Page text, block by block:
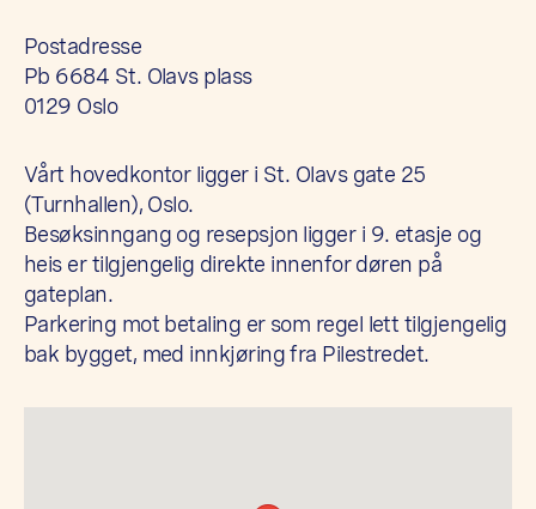
Postadresse
Pb 6684 St. Olavs plass
0129 Oslo
Vårt hovedkontor ligger i St. Olavs gate 25
(Turnhallen), Oslo.
Besøksinngang og resepsjon ligger i 9. etasje og
heis er tilgjengelig direkte innenfor døren på
gateplan.
Parkering mot betaling er som regel lett tilgjengelig
bak bygget, med innkjøring fra Pilestredet.